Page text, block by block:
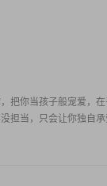
把你当孩子般宠爱，
担当，只会让你独自